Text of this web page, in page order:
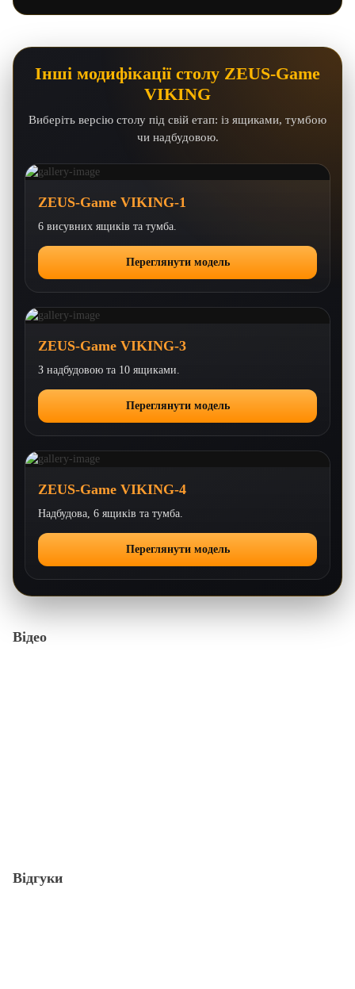
Інші модифікації столу ZEUS-Game
VIKING
Виберіть версію столу під свій етап: із ящиками, тумбою
чи надбудовою.
ZEUS-Game VIKING-1
6 висувних ящиків та тумба.
Переглянути модель
ZEUS-Game VIKING-3
З надбудовою та 10 ящиками.
Переглянути модель
ZEUS-Game VIKING-4
Надбудова, 6 ящиків та тумба.
Переглянути модель
Відео
Відгуки